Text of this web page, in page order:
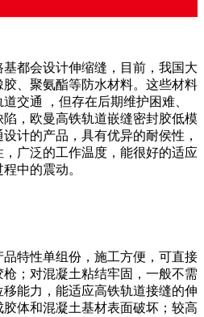
都会设计伸缩缝，目前，我国大
、聚氨酯等防水材料。这些材料
交通 ，但存在后期维护困难、
，欧曼高铁轨道嵌缝密封胶低模
计的产品，具有优异的耐侯性，
广泛的工作温度，能很好的适应
中的震动。
特性单组份，施工方便，可直接
；对混凝土粘结牢固，一般不需
能力，能适应高铁轨道接缝的伸
体和混凝土基材表面破坏；较高